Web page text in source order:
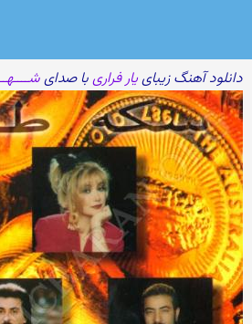
دانلود آهنگ زیباییار فراریبا صدای